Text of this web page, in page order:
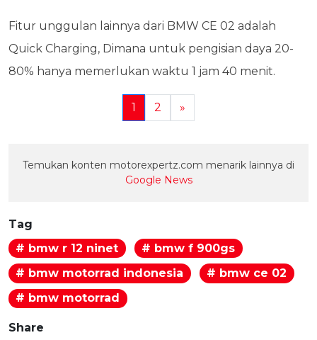
Fitur unggulan lainnya dari BMW CE 02 adalah
Quick Charging, Dimana untuk pengisian daya 20-
80% hanya memerlukan waktu 1 jam 40 menit.
1 2 »
Temukan konten motorexpertz.com menarik lainnya di
Google News
Tag
# bmw r 12 ninet
# bmw f 900gs
# bmw motorrad indonesia
# bmw ce 02
# bmw motorrad
Share